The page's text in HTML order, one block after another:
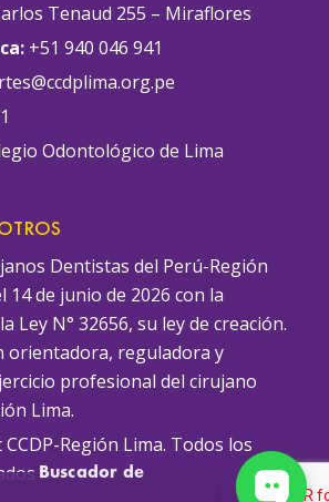
Buscador de
Tenaud 255 – Miraflores
+51 940 046 941
Odontológico de Lima
Dentistas del Perú-Región
14 de junio de 2026 con la
Ley N° 32656, su ley de creación.
orientadora, reguladora y
profesional del cirujano
Lima.
Región Lima. Todos los